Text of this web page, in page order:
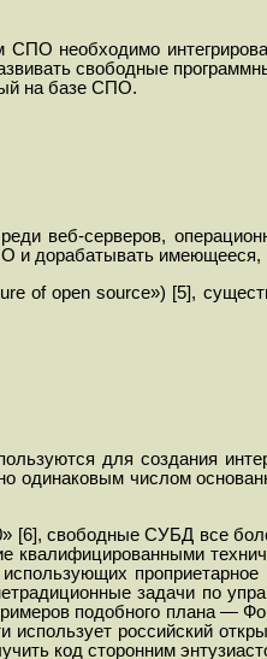
СПО необходимо
свободные
на базе СПО.
веб-серверов,
дорабатывать
of open source») [5],
для создания
одинаковым числом
[6], свободные СУБД все
задачи по
подобного плана —
российский
код сторонним